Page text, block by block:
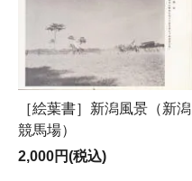
［絵葉書］新潟風景（新潟
競馬場）
2,000円(税込)